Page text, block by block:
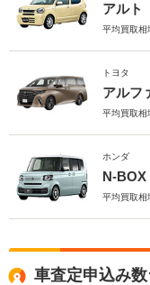
アルト
平均買取相
トヨタ
アルフ
平均買取相
ホンダ
N-BOX
平均買取相
車査定申込み